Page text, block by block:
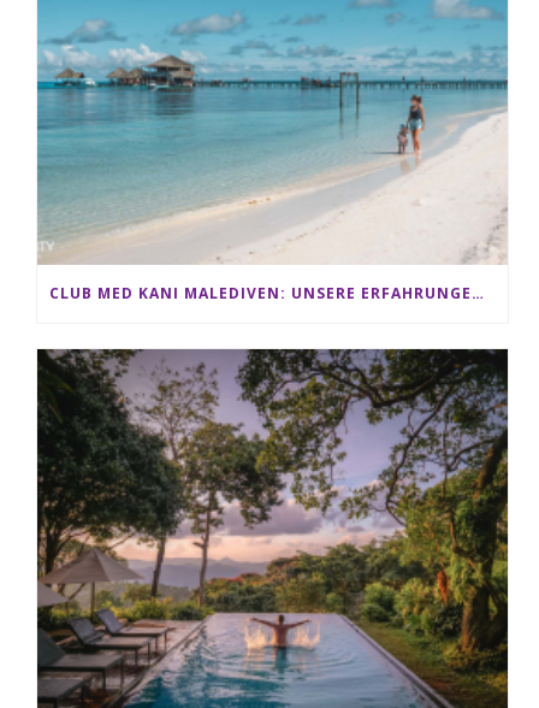
CLUB MED KANI MALEDIVEN: UNSERE ERFAHRUNGEN IM ALL-INCLUSIVE PARADIES